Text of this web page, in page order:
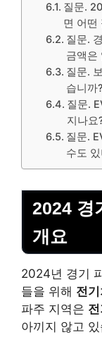
질문.
면 어떤
질문.
금액은
질문.
습니까?
질문.
지나요
질문.
수도
2024 경
개요
2024년 경기
들을 위해 전
파주 지역은
아끼지 않고